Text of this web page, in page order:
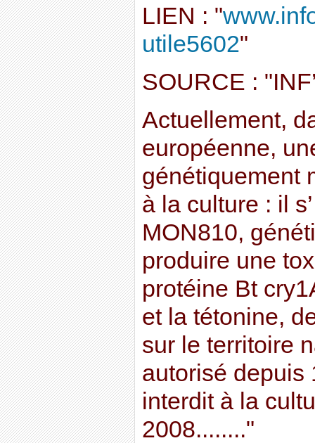
LIEN : "
utile5602"
SOURCE :
Actuellement,
européenne,
génétiquement
à la culture : il
MON810,
produire une
protéine Bt
et la tétonine,
sur le territoire
autorisé depuis
interdit à la
2008........"